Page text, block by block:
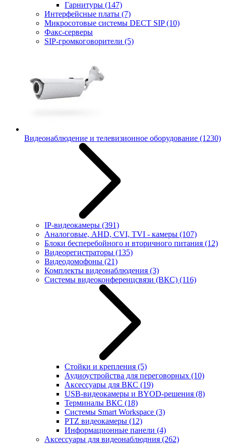
Гарнитуры (147)
Интерфейсные платы (7)
Микросотовые системы DECT SIP(10)
Факс-серверы
SIP-громкоговорители (5)
Видеонаблюдение и телевизионное оборудование (1230)
IP-видеокамеры (391)
Аналоговые, AHD, CVI, TVI - камеры (107)
Блоки бесперебойного и вторичного питания (12)
Видеорегистраторы (135)
Видеодомофоны (21)
Комплекты видеонаблюдения (3)
Системы видеоконференцсвязи (ВКС) (116)
Стойки и крепления (5)
Аудиоустройства для переговорных (10)
Аксессуары для ВКС (19)
USB-видеокамеры и BYOD-решения (8)
Терминалы ВКС (18)
Системы Smart Workspace (3)
PTZ видеокамеры (12)
Информационные панели (4)
Аксессуары для видеонаблюдния (262)